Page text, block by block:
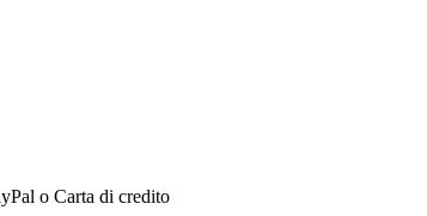
o Carta di credito